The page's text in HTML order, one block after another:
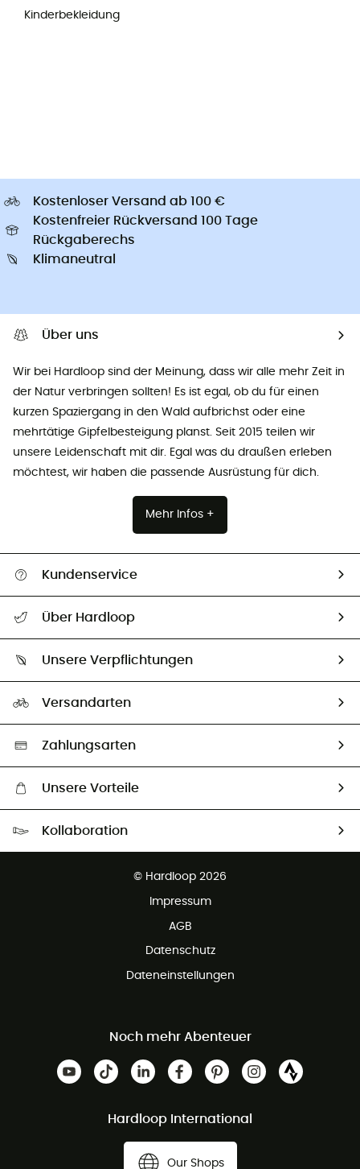
Kinderbekleidung
Kostenloser Versand ab 100 €
Kostenfreier Rückversand 100 Tage
Rückgaberechs
Klimaneutral
Über uns
Wir bei Hardloop sind der Meinung, dass wir alle mehr Zeit in
der Natur verbringen sollten! Es ist egal, ob du für einen
kurzen Spaziergang in den Wald aufbrichst oder eine
mehrtätige Gipfelbesteigung planst. Seit 2015 teilen wir
unsere Leidenschaft mit dir. Egal was du draußen erleben
möchtest, wir haben die passende Ausrüstung für dich.
Mehr Infos +
Kundenservice
Größentabelle
Vertrag widerrufen
Über Hardloop
Unsere Botschafter
Unsere Verpflichtungen
Auswahl an nachhaltigen Produkten
Versandarten
Zahlungsarten
Unsere Vorteile
Kollaboration
© Hardloop 2026
Impressum
AGB
Datenschutz
Dateneinstellungen
Noch mehr Abenteuer
Hardloop International
Our Shops